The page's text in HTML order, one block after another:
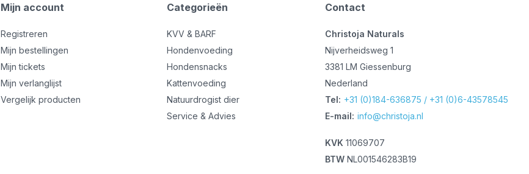
Mijn account
Registreren
Mijn bestellingen
Mijn tickets
Mijn verlanglijst
Vergelijk producten
Categorieën
KVV & BARF
Hondenvoeding
Hondensnacks
Kattenvoeding
Natuurdrogist dier
Service & Advies
Contact
Christoja Naturals
Nijverheidsweg 1
3381 LM Giessenburg
Nederland
Tel: +31 (0)184-636875 / +31 (0)6-43578545
E-mail: info@christoja.nl
KVK 11069707
BTW NL001546283B19